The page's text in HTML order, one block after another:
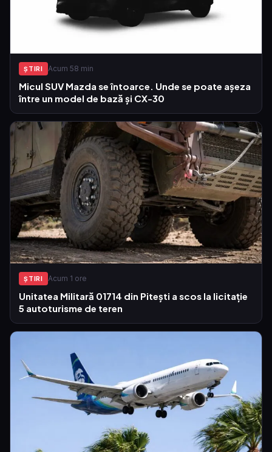
ŞTIRI Acum 58 min
Micul SUV Mazda se întoarce. Unde se poate așeza
între un model de bază și CX-30
ŞTIRI Acum 1 ore
Unitatea Militară 01714 din Pitești a scos la licitație
5 autoturisme de teren